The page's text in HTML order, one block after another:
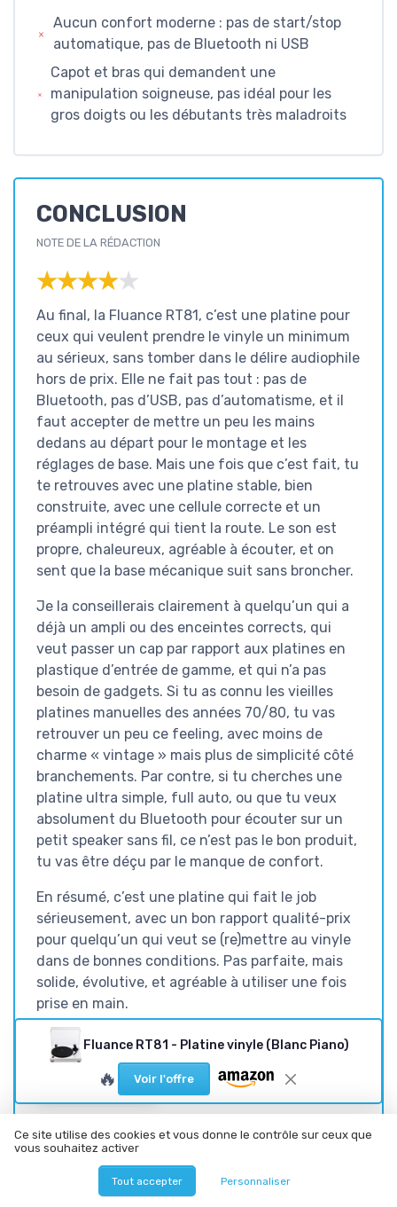
Aucun confort moderne : pas de start/stop
automatique, pas de Bluetooth ni USB
Capot et bras qui demandent une
manipulation soigneuse, pas idéal pour les
gros doigts ou les débutants très maladroits
CONCLUSION
NOTE DE LA RÉDACTION
★★★★★
★★★★★
Au final, la Fluance RT81, c’est une platine pour
ceux qui veulent prendre le vinyle un minimum
au sérieux, sans tomber dans le délire audiophile
hors de prix. Elle ne fait pas tout : pas de
Bluetooth, pas d’USB, pas d’automatisme, et il
faut accepter de mettre un peu les mains
dedans au départ pour le montage et les
réglages de base. Mais une fois que c’est fait, tu
te retrouves avec une platine stable, bien
construite, avec une cellule correcte et un
préampli intégré qui tient la route. Le son est
propre, chaleureux, agréable à écouter, et on
sent que la base mécanique suit sans broncher.
Je la conseillerais clairement à quelqu’un qui a
déjà un ampli ou des enceintes corrects, qui
veut passer un cap par rapport aux platines en
plastique d’entrée de gamme, et qui n’a pas
besoin de gadgets. Si tu as connu les vieilles
platines manuelles des années 70/80, tu vas
retrouver un peu ce feeling, avec moins de
charme « vintage » mais plus de simplicité côté
branchements. Par contre, si tu cherches une
platine ultra simple, full auto, ou que tu veux
absolument du Bluetooth pour écouter sur un
petit speaker sans fil, ce n’est pas le bon produit,
tu vas être déçu par le manque de confort.
En résumé, c’est une platine qui fait le job
sérieusement, avec un bon rapport qualité-prix
pour quelqu’un qui veut se (re)mettre au vinyle
dans de bonnes conditions. Pas parfaite, mais
solide, évolutive, et agréable à utiliser une fois
prise en main.
Voir l'offre
SÉRIEUSEMENT
Fluance RT81 - Platine vinyle (Blanc Piano)
🔥 Voir l'offre
Ce site utilise des cookies et vous donne le contrôle sur ceux que
vous souhaitez activer
Tout accepter Personnaliser